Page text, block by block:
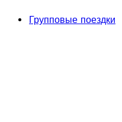
Групповые поездки